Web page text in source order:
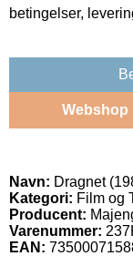
betingelser,
Webshop
Navn: Dragnet
Kategori: Film og
Producent:
Varenummer:
EAN: